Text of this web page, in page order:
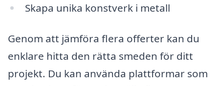
Skapa unika konstverk i metall
Genom att jämföra flera offerter kan du
enklare hitta den rätta smeden för ditt
projekt. Du kan använda plattformar som